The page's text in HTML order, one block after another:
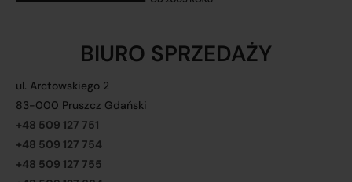
BIURO SPRZEDAŻY
ul. Arctowskiego 2
83-000 Pruszcz Gdański
+48 509 127 751
+48 509 127 754
+48 509 127 755